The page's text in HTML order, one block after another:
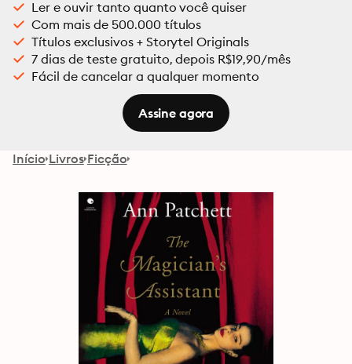
Ler e ouvir tanto quanto você quiser
Com mais de 500.000 títulos
Títulos exclusivos + Storytel Originals
7 dias de teste gratuito, depois R$19,90/mês
Fácil de cancelar a qualquer momento
Assine agora
Início Livros Ficção